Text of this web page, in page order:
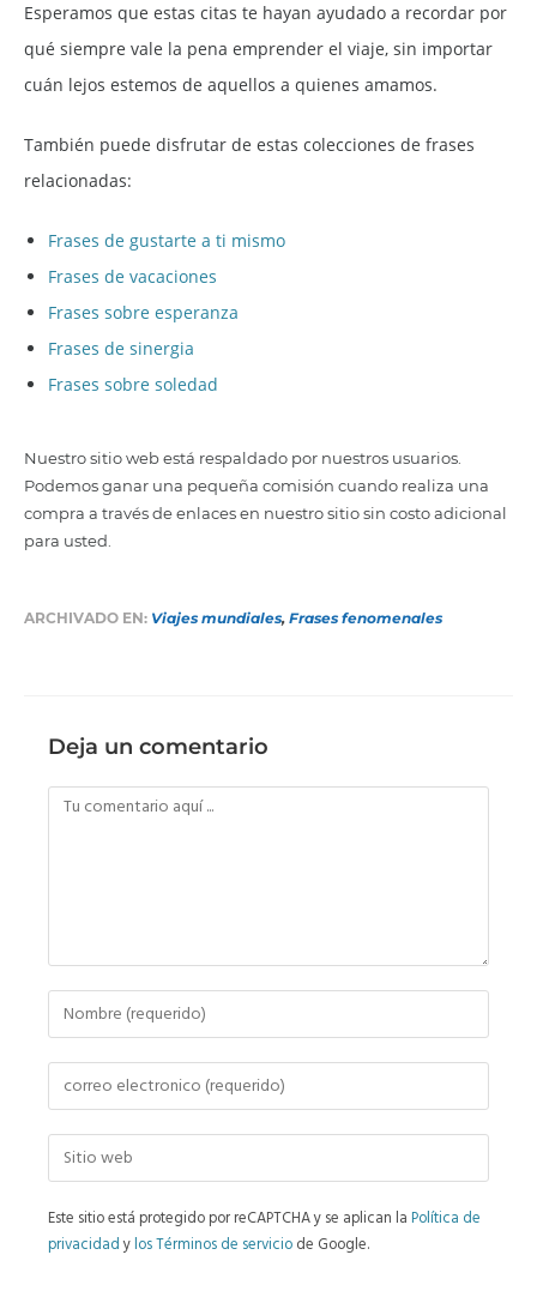
Esperamos que estas citas te hayan ayudado a recordar por
qué siempre vale la pena emprender el viaje, sin importar
cuán lejos estemos de aquellos a quienes amamos.
También puede disfrutar de estas colecciones de frases
relacionadas:
Frases de gustarte a ti mismo
Frases de vacaciones
Frases sobre esperanza
Frases de sinergia
Frases sobre soledad
Nuestro sitio web está respaldado por nuestros usuarios.
Podemos ganar una pequeña comisión cuando realiza una
compra a través de enlaces en nuestro sitio sin costo adicional
para usted.
ARCHIVADO EN: Viajes mundiales, Frases fenomenales
Deja un comentario
Este sitio está protegido por reCAPTCHA y se aplican la Política de
privacidadylos Términos de servicio de Google.